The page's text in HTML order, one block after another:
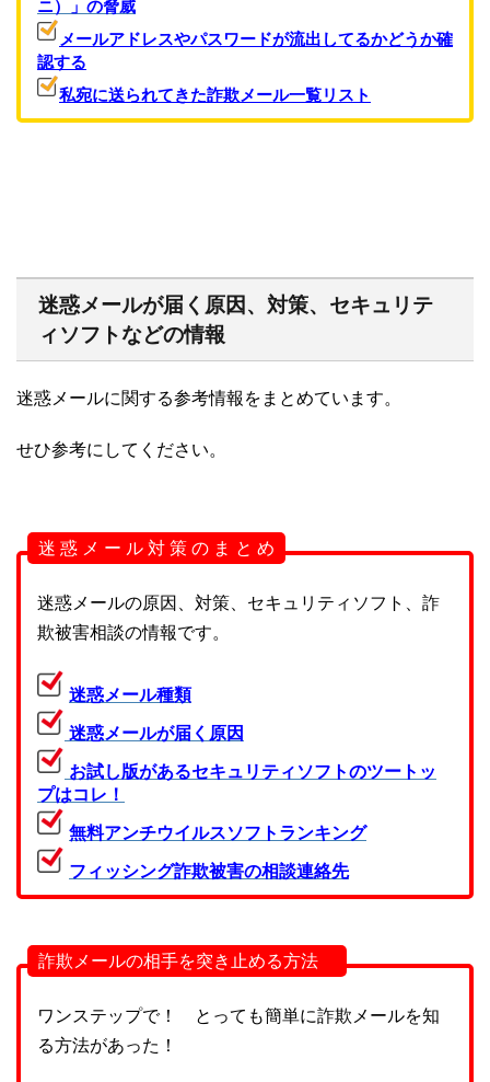
ニ）」の脅威
メールアドレスやパスワードが流出してるかどうか確
認する
私宛に送られてきた詐欺メール一覧リスト
迷惑メールが届く原因、対策、セキュリテ
ィソフトなどの情報
迷惑メールに関する参考情報をまとめています。
せひ参考にしてください。
迷 惑 メ ー ル 対 策 の ま と め
迷惑メールの原因、対策、セキュリティソフト、詐
欺被害相談の情報です。
迷惑メール種類
迷惑メールが届く原因
お試し版があるセキュリティソフトのツートッ
プはコレ！
無料アンチウイルスソフトランキング
フィッシング詐欺被害の相談連絡先
詐欺メールの相手を突き止める方法
ワンステップで！ とっても簡単に詐欺メールを知
る方法があった！